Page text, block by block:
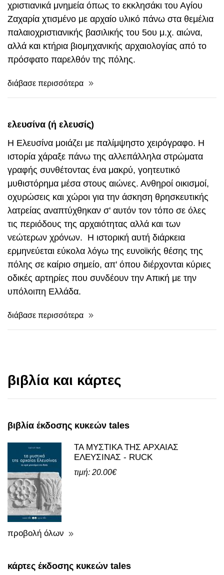
χριστιανικά μνημεία όπως το εκκλησάκι του Αγίου
Ζαχαρία χτισμένο με αρχαίο υλικό πάνω στα θεμέλια
παλαιοχριστιανικής βασιλικής του 5ου μ.χ. αιώνα,
αλλά και κτήρια βιομηχανικής αρχαιολογίας από το
πρόσφατο παρελθόν της πόλης.
διάβασε περισσότερα
ελευσίνα (ή ελευσίς)
Η Ελευσίνα μοιάζει με παλίμψηστο χειρόγραφο. Η
ιστορία χάραξε πάνω της αλλεπάλληλα στρώματα
γραφής συνθέτοντας ένα μακρύ, γοητευτικό
μυθιστόρημα μέσα στους αιώνες. Ανθηροί οικισμοί,
οχυρώσεις και χώροι για την άσκηση θρησκευτικής
λατρείας αναπτύχθηκαν σ' αυτόν τον τόπο σε όλες
τις περιόδους της αρχαιότητας αλλά και των
νεώτερων χρόνων. Η ιστορική αυτή διάρκεια
ερμηνεύεται εύκολα λόγω της ευνοϊκής θέσης της
πόλης σε καίριο σημείο, απ' όπου διέρχονται κύριες
οδικές αρτηρίες που συνδέουν την Απική με την
υπόλοιπη Ελλάδα.
διάβασε περισσότερα
βιβλία και κάρτες
βιβλία έκδοσης κυκεών tales
ΤΑ ΜΥΣΤΙΚΑ ΤΗΣ ΑΡΧΑΙΑΣ
ΕΛΕΥΣΙΝΑΣ - RUCK
τιμή: 20.00€
προβολή όλων
κάρτες έκδοσης κυκεών tales